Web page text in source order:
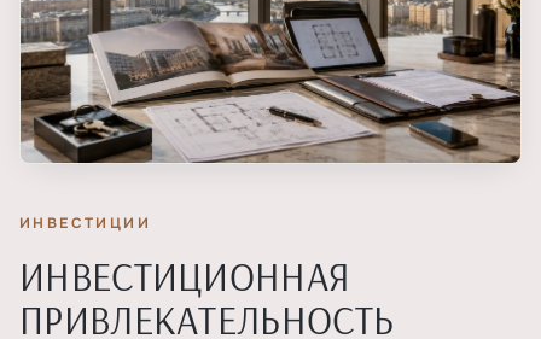
ИНВЕСТИЦИИ
ИНВЕСТИЦИОННАЯ
ПРИВЛЕКАТЕЛЬНОСТЬ